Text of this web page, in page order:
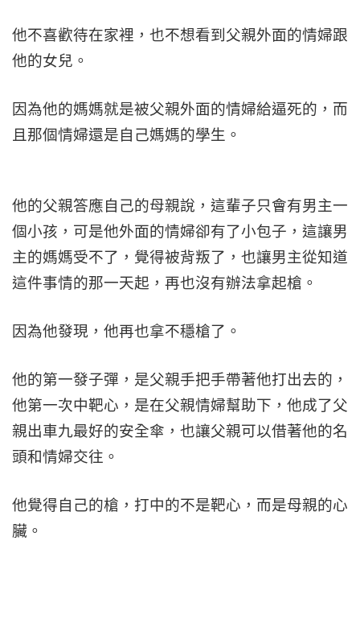
他不喜歡待在家裡，也不想看到父親外面的情婦跟
他的女兒。
因為他的媽媽就是被父親外面的情婦給逼死的，而
且那個情婦還是自己媽媽的學生。
他的父親答應自己的母親說，這輩子只會有男主一
個小孩，可是他外面的情婦卻有了小包子，這讓男
主的媽媽受不了，覺得被背叛了，也讓男主從知道
這件事情的那一天起，再也沒有辦法拿起槍。
因為他發現，他再也拿不穩槍了。
他的第一發子彈，是父親手把手帶著他打出去的，
他第一次中靶心，是在父親情婦幫助下，他成了父
親出車九最好的安全傘，也讓父親可以借著他的名
頭和情婦交往。
他覺得自己的槍，打中的不是靶心，而是母親的心
臟。